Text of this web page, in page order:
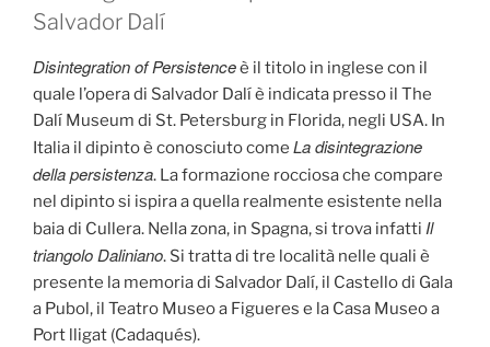
Salvador Dalí
Disintegration of Persistenceè il titolo in inglese con il
quale l’opera di Salvador Dalí è indicata presso il The
Dalí Museum di St. Petersburg in Florida, negli USA. In
Italia il dipinto è conosciuto come La disintegrazione
della persistenza. La formazione rocciosa che compare
nel dipinto si ispira a quella realmente esistente nella
baia di Cullera. Nella zona, in Spagna, si trova infatti Il
triangolo Daliniano. Si tratta di tre località nelle quali è
presente la memoria di Salvador Dalí, il Castello di Gala
a Pubol, il Teatro Museo a Figueres e la Casa Museo a
Port lligat (Cadaqués).